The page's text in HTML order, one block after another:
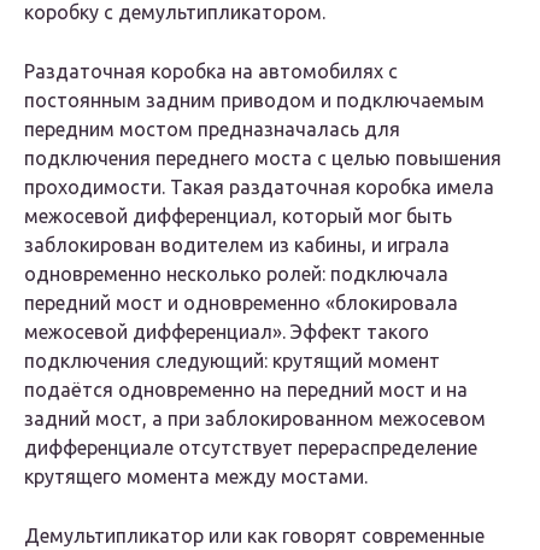
коробку с демультипликатором.
Раздаточная коробка на автомобилях с
постоянным задним приводом и подключаемым
передним мостом предназначалась для
подключения переднего моста с целью повышения
проходимости. Такая раздаточная коробка имела
межосевой дифференциал, который мог быть
заблокирован водителем из кабины, и играла
одновременно несколько ролей: подключала
передний мост и одновременно «блокировала
межосевой дифференциал». Эффект такого
подключения следующий: крутящий момент
подаётся одновременно на передний мост и на
задний мост, а при заблокированном межосевом
дифференциале отсутствует перераспределение
крутящего момента между мостами.
Демультипликатор или как говорят современные